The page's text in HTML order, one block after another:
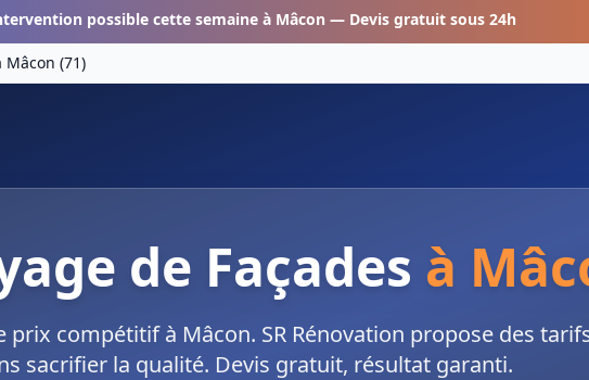
possible cette semaine à Mâcon — Devis gratuit sous 24h
Mâcon (71)
de Façades à
prix compétitif à Mâcon. SR Rénovation propose des
sacrifier la qualité. Devis gratuit, résultat garanti.